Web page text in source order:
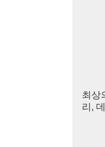
최상
리,